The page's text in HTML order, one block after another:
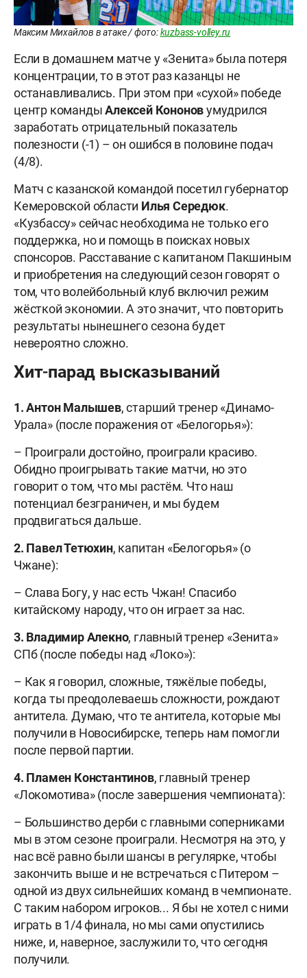
Максим Михайлов в атаке / фото:kuzbass-volley.ru
Если в домашнем матче у «Зенита» была потеря
концентрации, то в этот раз казанцы не
останавливались. При этом при «сухой» победе
центр командыАлексей Кононовумудрился
заработать отрицательный показатель
полезности (-1) – он ошибся в половине подач
(4/8).
Матч с казанской командой посетил губернатор
Кемеровской области ИльяСередюк.
«Кузбассу» сейчас необходима не только его
поддержка, но и помощь в поисках новых
спонсоров. Расставание с капитаном Пакшиным
и приобретения на следующий сезон говорят о
том, что волейбольный клуб включил режим
жёсткой экономии. А это значит, что повторить
результаты нынешнего сезона будет
невероятно сложно.
Хит-парад высказываний
1. Антон Малышев, старший тренер «Динамо-
Урала» (после поражения от «Белогорья»):
– Проиграли достойно, проиграли красиво.
Обидно проигрывать такие матчи, но это
говорит о том, что мы растём. Что наш
потенциал безграничен, и мы будем
продвигаться дальше.
2. Павел Тетюхин, капитан «Белогорья» (о
Чжане):
– Слава Богу, у нас есть Чжан! Спасибо
китайскому народу, что он играет за нас.
3. Владимир Алекно, главный тренер «Зенита»
СПб (после победы над «Локо»):
– Как я говорил, сложные, тяжёлые победы,
когда ты преодолеваешь сложности, рождают
антитела. Думаю, что те антитела, которые мы
получили в Новосибирске, теперь нам помогли
после первой партии.
4. Пламен Константинов, главный тренер
«Локомотива» (после завершения чемпионата):
– Большинство дерби с главными соперниками
мы в этом сезоне проиграли. Несмотря на это, у
нас всё равно были шансы в регулярке, чтобы
закончить выше и не встречаться с Питером –
одной из двух сильнейших команд в чемпионате.
С таким набором игроков... Я бы не хотел с ними
играть в 1/4 финала, но мы сами опустились
ниже, и, наверное, заслужили то, что сегодня
получили.